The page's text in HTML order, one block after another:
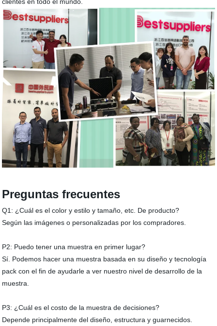
Preguntas frecuentes
Q1: ¿Cuál es el color y estilo y tamaño, etc. De producto?
Según las imágenes o personalizadas por los compradores.
P2: Puedo tener una muestra en primer lugar?
Sí. Podemos hacer una muestra basada en su diseño y tecnología
pack con el fin de ayudarle a ver nuestro nivel de desarrollo de la
muestra.
P3: ¿Cuál es el costo de la muestra de decisiones?
Depende principalmente del diseño, estructura y guarnecidos.